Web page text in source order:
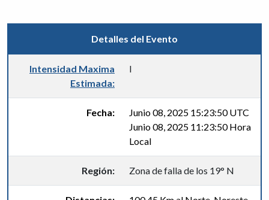
Detalles del Evento
Intensidad Maxima
Estimada:
I
Fecha:
Junio 08, 2025 15:23:50 UTC
Junio 08, 2025 11:23:50 Hora
Local
Región: Zona de falla de los 19° N